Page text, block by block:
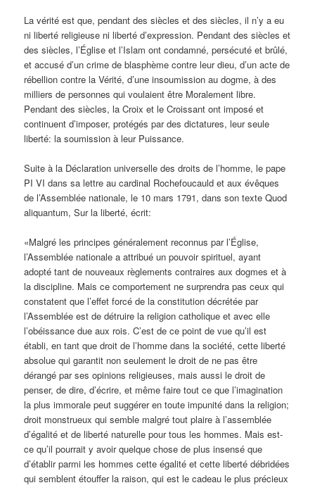
La vérité est que, pendant des siècles et des siècles, il n’y a eu
ni liberté religieuse ni liberté d’expression. Pendant des siècles et
des siècles, l’Église et l’Islam ont condamné, persécuté et brûlé,
et accusé d’un crime de blasphème contre leur dieu, d’un acte de
rébellion contre la Vérité, d’une insoumission au dogme, à des
milliers de personnes qui voulaient être Moralement libre.
Pendant des siècles, la Croix et le Croissant ont imposé et
continuent d’imposer, protégés par des dictatures, leur seule
liberté: la soumission à leur Puissance.
Suite à la Déclaration universelle des droits de l’homme, le pape
PI VI dans sa lettre au cardinal Rochefoucauld et aux évêques
de l’Assemblée nationale, le 10 mars 1791, dans son texte Quod
aliquantum, Sur la liberté, écrit:
«Malgré les principes généralement reconnus par l’Église,
l’Assemblée nationale a attribué un pouvoir spirituel, ayant
adopté tant de nouveaux règlements contraires aux dogmes et à
la discipline. Mais ce comportement ne surprendra pas ceux qui
constatent que l’effet forcé de la constitution décrétée par
l’Assemblée est de détruire la religion catholique et avec elle
l’obéissance due aux rois. C’est de ce point de vue qu’il est
établi, en tant que droit de l’homme dans la société, cette liberté
absolue qui garantit non seulement le droit de ne pas être
dérangé par ses opinions religieuses, mais aussi le droit de
penser, de dire, d’écrire, et même faire tout ce que l’imagination
la plus immorale peut suggérer en toute impunité dans la religion;
droit monstrueux qui semble malgré tout plaire à l’assemblée
d’égalité et de liberté naturelle pour tous les hommes. Mais est-
ce qu’il pourrait y avoir quelque chose de plus insensé que
d’établir parmi les hommes cette égalité et cette liberté débridées
qui semblent étouffer la raison, qui est le cadeau le plus précieux